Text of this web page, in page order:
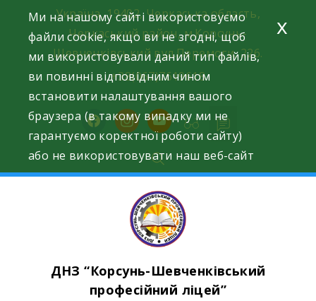
content
Україна, 19402, Черкаська область,
Черкаський район, м.Корсунь-
Шевченківський вул.Перемоги, 226.
+38(067)7619618
facebookinstagram
youtube
ДНЗ “Корсунь-Шевченківський
професійний ліцей”
Ми на нашому сайті використовуємо
файли cookie, якщо ви не згодні, щоб
ми використовували даний тип файлів,
ви повинні відповідним чином
встановити налаштування вашого
браузера (в такому випадку ми не
гарантуємо коректної роботи сайту)
або не використовувати наш веб-сайт
x